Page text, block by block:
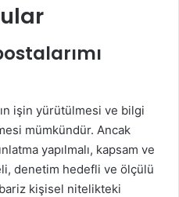
işin yürütülmesi ve bilgi
mümkündür. Ancak
yapılmalı, kapsam ve
denetim hedefli ve ölçülü
bariz kişisel nitelikteki